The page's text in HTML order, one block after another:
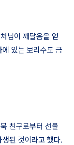
님이 깨달음을 얻
에 있는 보리수도 금
친구로부터 선물
된 것이라고 했다.